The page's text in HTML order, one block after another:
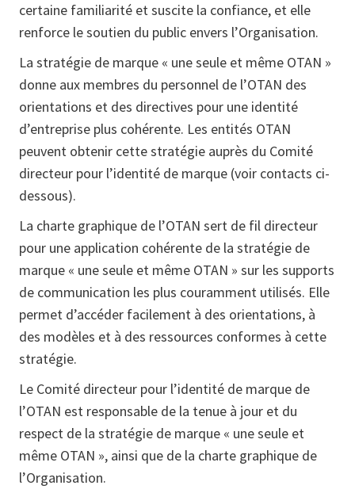
certaine familiarité et suscite la confiance, et elle
renforce le soutien du public envers l’Organisation.
La stratégie de marque « une seule et même OTAN »
donne aux membres du personnel de l’OTAN des
orientations et des directives pour une identité
d’entreprise plus cohérente. Les entités OTAN
peuvent obtenir cette stratégie auprès du Comité
directeur pour l’identité de marque (voir contacts ci-
dessous).
La charte graphique de l’OTAN sert de fil directeur
pour une application cohérente de la stratégie de
marque « une seule et même OTAN » sur les supports
de communication les plus couramment utilisés. Elle
permet d’accéder facilement à des orientations, à
des modèles et à des ressources conformes à cette
stratégie.
Le Comité directeur pour l’identité de marque de
l’OTAN est responsable de la tenue à jour et du
respect de la stratégie de marque « une seule et
même OTAN », ainsi que de la charte graphique de
l’Organisation.